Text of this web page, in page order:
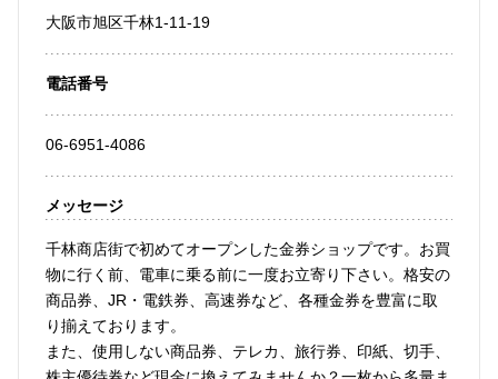
大阪市旭区千林1-11-19
電話番号
06-6951-4086
メッセージ
千林商店街で初めてオープンした金券ショップです。お買
物に行く前、電車に乗る前に一度お立寄り下さい。格安の
商品券、JR・電鉄券、高速券など、各種金券を豊富に取
り揃えております。
また、使用しない商品券、テレカ、旅行券、印紙、切手、